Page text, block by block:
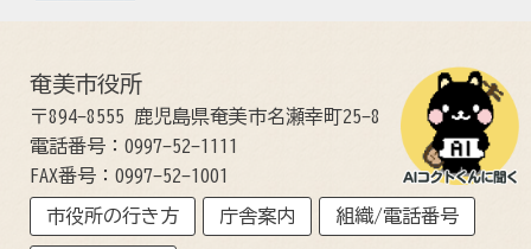
奄美市役所
〒894-8555 鹿児島県奄美市名瀬幸町25-8
電話番号：0997-52-1111
FAX番号：0997-52-1001
市役所の行き方 庁舎案内 組織/電話番号